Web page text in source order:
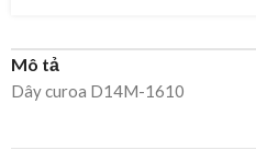
Mô tả
Dây curoa D14M-1610